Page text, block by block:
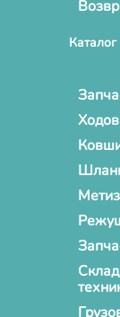
Каталог